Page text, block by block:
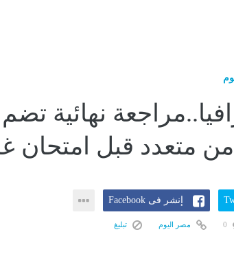
من متعدد قبل امتحان
إنشر فى Facebook
مصر اليوم تبليغ